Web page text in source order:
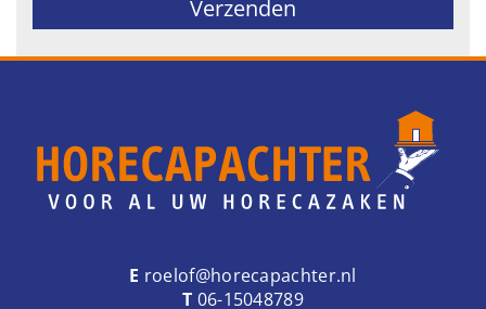
E roelof@horecapachter.nl
T 06-15048789